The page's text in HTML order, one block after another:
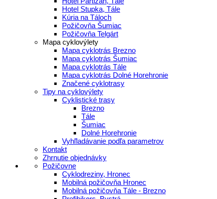
Hotel Stupka, Tále
Kúria na Táloch
Požičovňa Šumiac
Požičovňa Telgárt
Mapa cyklovýlety
Mapa cyklotrás Brezno
Mapa cyklotrás Šumiac
Mapa cyklotrás Tále
Mapa cyklotrás Dolné Horehronie
Značené cyklotrasy
Tipy na cyklovýlety
Cyklistické trasy
Brezno
Tále
Šumiac
Dolné Horehronie
Vyhľladávanie podľa parametrov
Kontakt
Zhrnutie objednávky
Požičovne
Cyklodreziny, Hronec
Mobilná požičovňa Hronec
Mobilná požičovňa Tále - Brezno